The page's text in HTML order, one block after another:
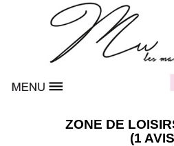
ZONE DE
(1